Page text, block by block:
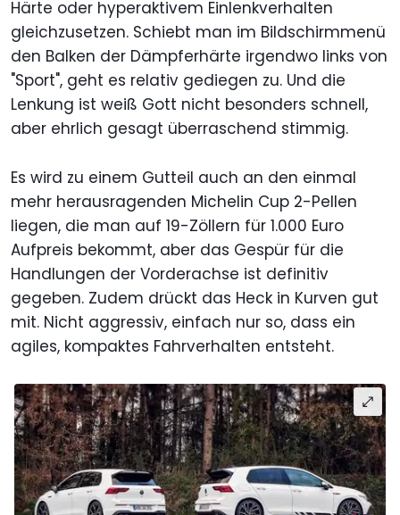
Härte oder hyperaktivem Einlenkverhalten
gleichzusetzen. Schiebt man im Bildschirmmenü
den Balken der Dämpferhärte irgendwo links von
"Sport", geht es relativ gediegen zu. Und die
Lenkung ist weiß Gott nicht besonders schnell,
aber ehrlich gesagt überraschend stimmig.
Es wird zu einem Gutteil auch an den einmal
mehr herausragenden Michelin Cup 2-Pellen
liegen, die man auf 19-Zöllern für 1.000 Euro
Aufpreis bekommt, aber das Gespür für die
Handlungen der Vorderachse ist definitiv
gegeben. Zudem drückt das Heck in Kurven gut
mit. Nicht aggressiv, einfach nur so, dass ein
agiles, kompaktes Fahrverhalten entsteht.